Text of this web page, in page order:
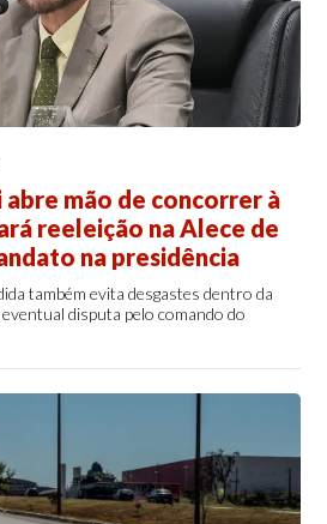
mão de concorrer à
reeleição na Alece de
na presidência
também evita desgastes dentro da
disputa pelo comando do